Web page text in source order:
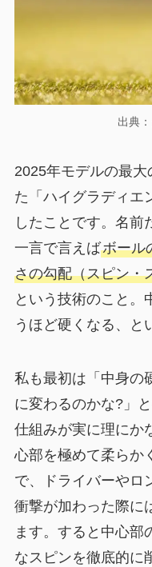
出典
2025年モデルの最
た「ハイグラディエ
したことです。名前
一言で言えばボール
さの勾配（スピン・
という技術のこと。
うほど硬くなる、と
私も最初は「中身の
に変わるのかな?」
仕組みが実に理にか
心部を極めて柔らか
で、ドライバーやロ
衝撃が加わった際に
ます。すると中心部
なスピンを徹底的に